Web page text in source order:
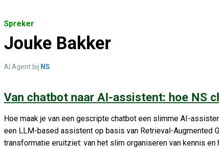
Spreker
Jouke Bakker
AI Agent bij NS
Van chatbot naar AI-assistent: hoe NS
Hoe maak je van een gescripte chatbot een slimme AI-
een LLM-based assistent op basis van Retrieval-Augmented
transformatie eruitziet: van het slim organiseren van kennis